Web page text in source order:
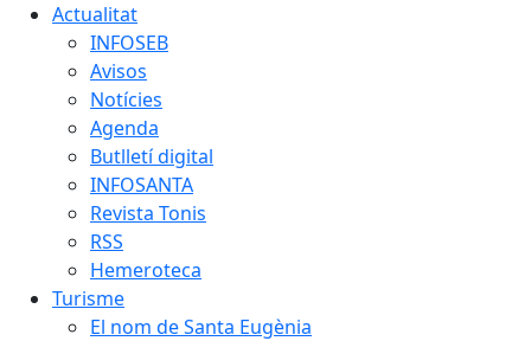
Actualitat
INFOSEB
Avisos
Notícies
Agenda
Butlletí digital
INFOSANTA
Revista Tonis
RSS
Hemeroteca
Turisme
El nom de Santa Eugènia